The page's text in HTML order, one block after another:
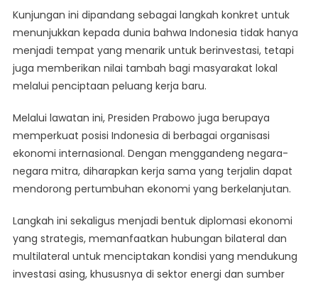
Kunjungan ini dipandang sebagai langkah konkret untuk
menunjukkan kepada dunia bahwa Indonesia tidak hanya
menjadi tempat yang menarik untuk berinvestasi, tetapi
juga memberikan nilai tambah bagi masyarakat lokal
melalui penciptaan peluang kerja baru.
Melalui lawatan ini, Presiden Prabowo juga berupaya
memperkuat posisi Indonesia di berbagai organisasi
ekonomi internasional. Dengan menggandeng negara-
negara mitra, diharapkan kerja sama yang terjalin dapat
mendorong pertumbuhan ekonomi yang berkelanjutan.
Langkah ini sekaligus menjadi bentuk diplomasi ekonomi
yang strategis, memanfaatkan hubungan bilateral dan
multilateral untuk menciptakan kondisi yang mendukung
investasi asing, khususnya di sektor energi dan sumber